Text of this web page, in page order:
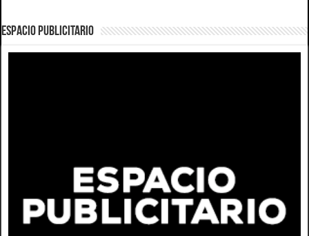
ESPACIO PUBLICITARIO